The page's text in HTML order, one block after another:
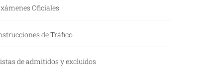
Oficiales
de Tráfico
de admitidos y excluidos